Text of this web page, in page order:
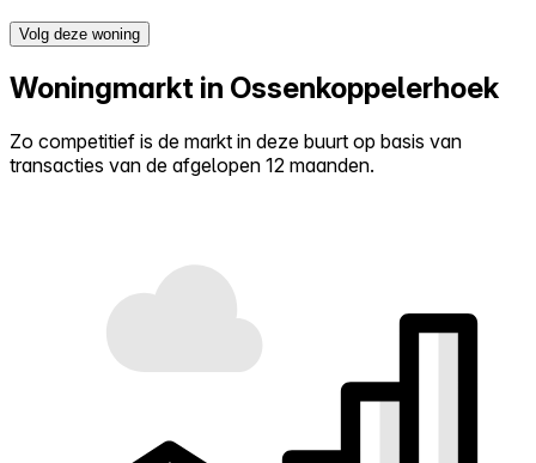
Volg deze woning
Woningmarkt in Ossenkoppelerhoek
Zo competitief is de markt in deze buurt op basis van
transacties van de afgelopen 12 maanden.